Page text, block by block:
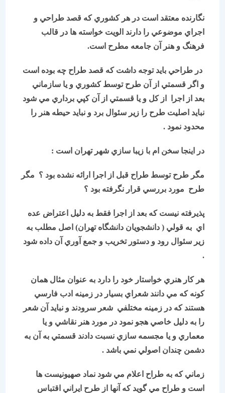
نگارنده معتقد است در هر كشوري كه قصد طراحي و
اجراي موضوعي را دارند الويت خواسته ها در قالب
فرهنگ و هنر آن جامعه مطرح است.
در طراحي بايد توجه داشت كه قصد طراح چه بوده است
و اگر قسمتي از آن طرح توسط كشوري و يا سازماني
بعد از اجرا از كل و يا قسمتي از آن كپي برداري مي شود
نبايد اصليت طرح را زير سئوال برد و نبايد حيطه هنر را
محدود نمود .
در اينجا سخن ام با زيبا سازي شهر تهران است :
مگر طرح توسط طراح قبل از اجرا ارائه نشده بود ؟ مگر
طرح مورد بررسي قرار نگرفته بود ؟
پذيرفته نيست كه بعد از اجرا فقط به دليل اعتراض عده
اي به قولي ( دانشجويان دانشگاه تهران) اصل مطلب به
زير سئوال رود و دستور تخريب و جمع آوري آن داده شود
هر كار هنري خواستار خود را دارد به عنوان مثال همان
كونه كه مي دانند شعراي بسيار در زمينه ادب فارسي
هستند كه در زمينه مختلفي شعر سرودند و نبايد آن شعر
را به دليل خاصي هجو نمود در مورد هنر نقاشي و يا
معماري و يا مجسمه سازي نسبت دادند قسمتي به آن به
دشمن چندان اصولي نمي باشد .
زماني كه به طراح اعلام مي شود نماد صهیونيست ها
است و طراح مي گويد كه آنها از طرح ايراني اقتباس